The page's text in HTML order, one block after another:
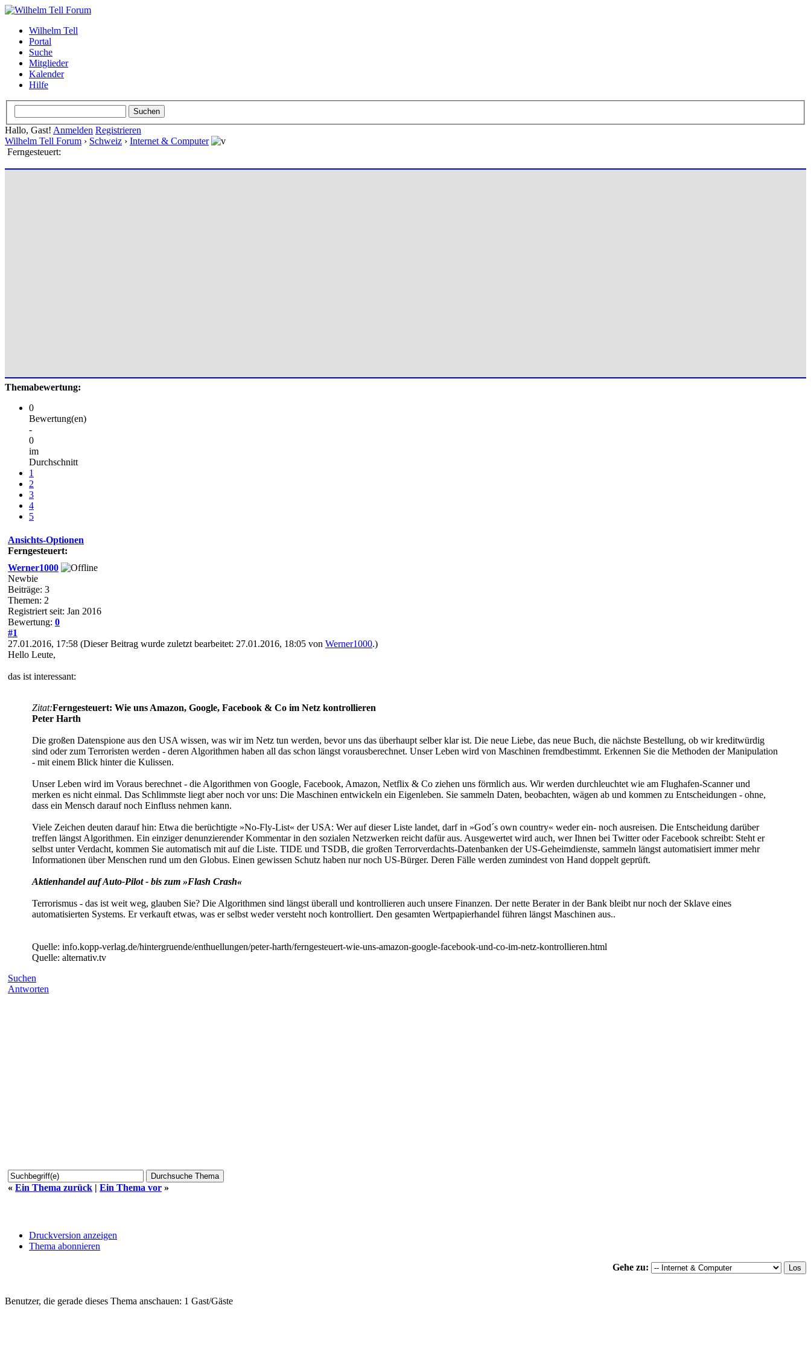
Wilhelm Tell
Portal
Suche
Mitglieder
Kalender
Hilfe
Hallo, Gast! Anmelden Registrieren
Wilhelm Tell Forum › Schweiz › Internet & Computer
Ferngesteuert:
Themabewertung:
0
Bewertung(en)
-
0
im
Durchschnitt
1
2
3
4
5
Ansichts-Optionen
Ferngesteuert:
Werner1000
Newbie
Beiträge: 3
Themen: 2
Registriert seit: Jan 2016
Bewertung: 0
#1
27.01.2016, 17:58 (Dieser Beitrag wurde zuletzt bearbeitet: 27.01.2016, 18:05 von Werner1000.)
Hello Leute,
das ist interessant:
Zitat:Ferngesteuert: Wie uns Amazon, Google, Facebook & Co im Netz kontrollieren
Peter Harth
Die großen Datenspione aus den USA wissen, was wir im Netz tun werden, bevor uns das überhaupt selber klar ist. Die neue Liebe, das neue Buch, die nächste Bestellung, ob wir kreditwürdig
sind oder zum Terroristen werden - deren Algorithmen haben all das schon längst vorausberechnet. Unser Leben wird von Maschinen fremdbestimmt. Erkennen Sie die Methoden der Manipulation
- mit einem Blick hinter die Kulissen.
Unser Leben wird im Voraus berechnet - die Algorithmen von Google, Facebook, Amazon, Netflix & Co ziehen uns förmlich aus. Wir werden durchleuchtet wie am Flughafen-Scanner und
merken es nicht einmal. Das Schlimmste liegt aber noch vor uns: Die Maschinen entwickeln ein Eigenleben. Sie sammeln Daten, beobachten, wägen ab und kommen zu Entscheidungen - ohne,
dass ein Mensch darauf noch Einfluss nehmen kann.
Viele Zeichen deuten darauf hin: Etwa die berüchtigte »No-Fly-List« der USA: Wer auf dieser Liste landet, darf in »God´s own country« weder ein- noch ausreisen. Die Entscheidung darüber
treffen längst Algorithmen. Ein einziger denunzierender Kommentar in den sozialen Netzwerken reicht dafür aus. Ausgewertet wird auch, wer Ihnen bei Twitter oder Facebook schreibt: Steht er
selbst unter Verdacht, kommen Sie automatisch mit auf die Liste. TIDE und TSDB, die großen Terrorverdachts-Datenbanken der US-Geheimdienste, sammeln längst automatisiert immer mehr
Informationen über Menschen rund um den Globus. Einen gewissen Schutz haben nur noch US-Bürger. Deren Fälle werden zumindest von Hand doppelt geprüft.
Aktienhandel auf Auto-Pilot - bis zum »Flash Crash«
Terrorismus - das ist weit weg, glauben Sie? Die Algorithmen sind längst überall und kontrollieren auch unsere Finanzen. Der nette Berater in der Bank bleibt nur noch der Sklave eines
automatisierten Systems. Er verkauft etwas, was er selbst weder versteht noch kontrolliert. Den gesamten Wertpapierhandel führen längst Maschinen aus..
Quelle: info.kopp-verlag.de/hintergruende/enthuellungen/peter-harth/ferngesteuert-wie-uns-amazon-google-facebook-und-co-im-netz-kontrollieren.html
Quelle: alternativ.tv
Suchen
Antworten
« Ein Thema zurück | Ein Thema vor »
Druckversion anzeigen
Thema abonnieren
Gehe zu:
Benutzer, die gerade dieses Thema anschauen: 1 Gast/Gäste